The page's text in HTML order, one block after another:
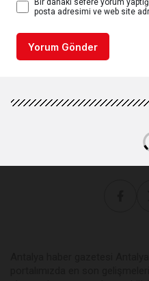
Bir dahaki sefere yorum
posta adresimi ve web site
Yorum Gönder